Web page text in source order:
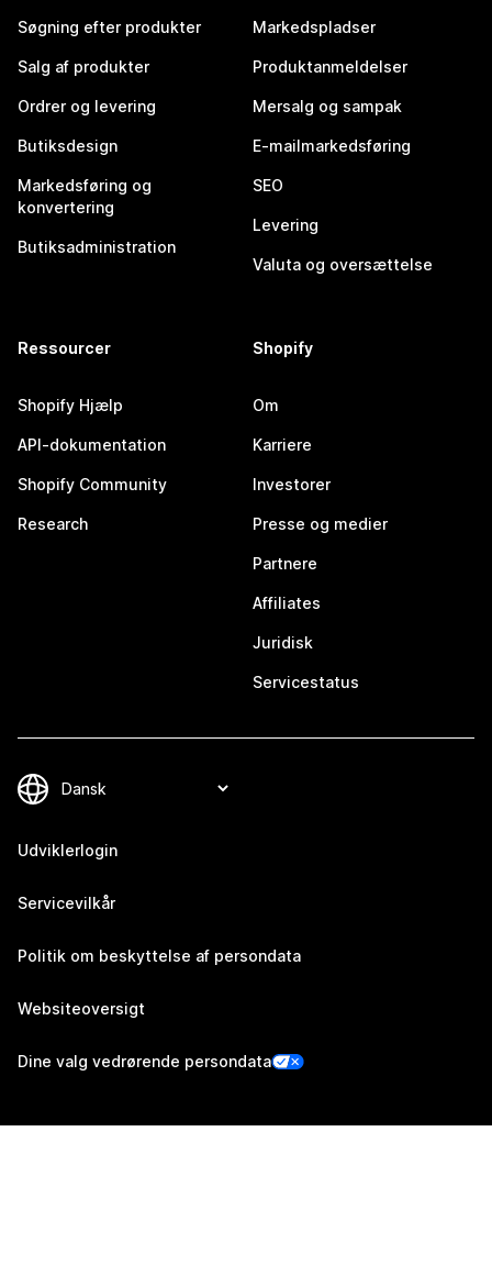
Søgning efter produkter
Salg af produkter
Ordrer og levering
Butiksdesign
Markedsføring og
konvertering
Butiksadministration
Markedspladser
Produktanmeldelser
Mersalg og sampak
E-mailmarkedsføring
SEO
Levering
Valuta og oversættelse
Ressourcer
Shopify Hjælp
API-dokumentation
Shopify Community
Research
Shopify
Om
Karriere
Investorer
Presse og medier
Partnere
Affiliates
Juridisk
Servicestatus
Udviklerlogin
Servicevilkår
Politik om beskyttelse af persondata
Websiteoversigt
Dine valg vedrørende persondata